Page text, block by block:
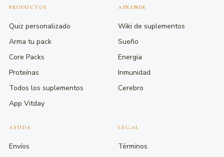
PRODUCTOS
Quiz personalizado
Arma tu pack
Core Packs
Proteínas
Todos los suplementos
App Vitday
APRENDE
Wiki de suplementos
Sueño
Energía
Inmunidad
Cerebro
AYUDA
Envíos
LEGAL
Términos